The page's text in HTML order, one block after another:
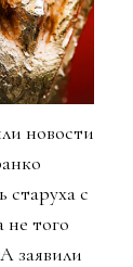
новости
старуха с
не того
заявили